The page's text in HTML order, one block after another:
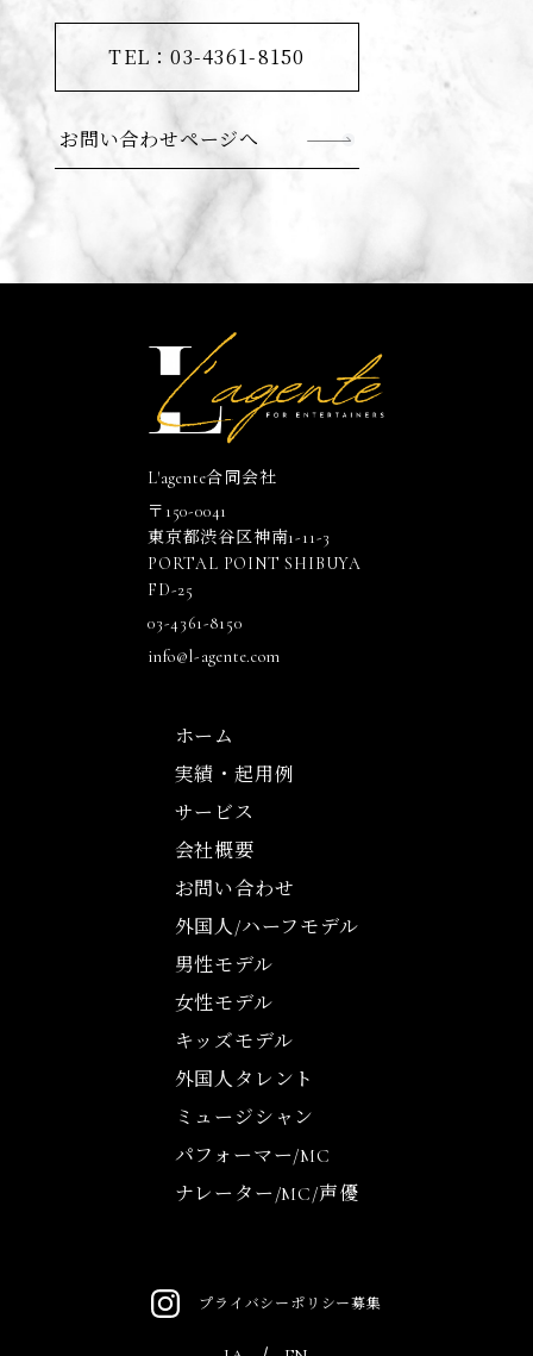
TEL：03-4361-8150
お問い合わせページへ
L'agente合同会社
〒150-0041
東京都渋谷区神南1-11-3
PORTAL POINT SHIBUYA
FD-25
03-4361-8150
info@l-agente.com
ホーム
実績・起用例
サービス
会社概要
お問い合わせ
外国人/ハーフモデル
男性モデル
女性モデル
キッズモデル
外国人タレント
ミュージシャン
パフォーマー/MC
ナレーター/MC/声優
プライバシーポリシー募集